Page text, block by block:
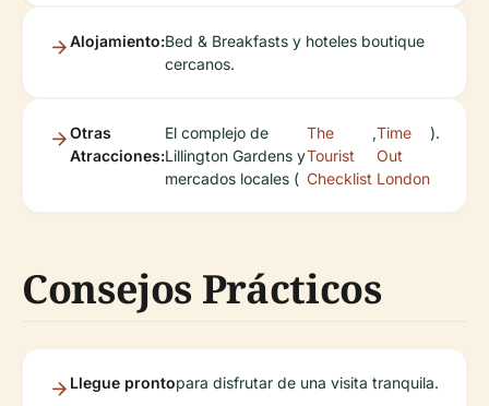
Alojamiento:Bed & Breakfasts y hoteles boutique
cercanos.
Otras
Atracciones:
El complejo de
Lillington Gardens y
mercados locales (
The
Tourist
Checklist
,Time
Out
London
).
Consejos Prácticos
Llegue prontopara disfrutar de una visita tranquila.